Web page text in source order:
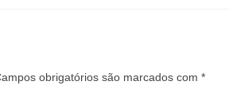
obrigatórios são marcados com *